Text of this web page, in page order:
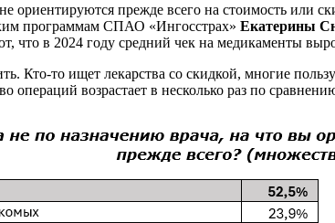
ориентируются прежде всего на стоимость или
программам СПАО «Ингосстрах» Екатерины
что в 2024 году средний чек на медикаменты
Кто-то ищет лекарства со скидкой, многие
операций возрастает в несколько раз по